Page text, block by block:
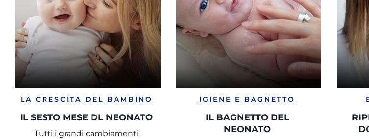
LA CRESCITA DEL BAMBINO
IL SESTO MESE DL NEONATO
Tutti i grandi cambiamenti
IGIENE E BAGNETTO
IL BAGNETTO DEL
NEONATO